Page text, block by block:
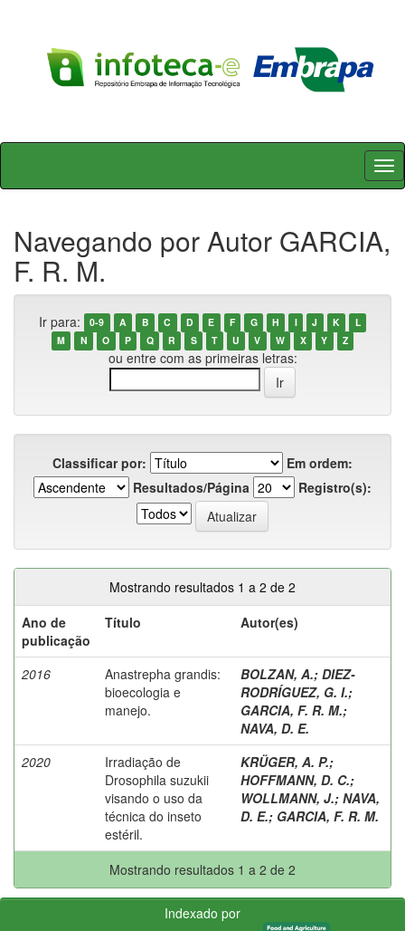
Skip
Navegando por Autor GARCIA,
F. R. M.
Ir para: 0-9 A B C D E F G H I J K
L
M
N O P Q R S T U V W X Y Z
ou entre com as primeiras letras:
Classificar por:
Em ordem:
Resultados/Página
Registro(s):
Mostrando resultados 1 a 2 de 2
Ano de
publicação
Título Autor(es)
2016
Anastrepha grandis:
bioecologia e
manejo.
BOLZAN, A.; DIEZ-
RODRÍGUEZ, G. I.;
GARCIA, F. R. M.;
NAVA, D. E.
2020
Irradiação de
Drosophila suzukii
visando o uso da
técnica do inseto
estéril.
KRÜGER, A. P.;
HOFFMANN, D. C.;
WOLLMANN, J.; NAVA,
D. E.; GARCIA, F. R. M.
Mostrando resultados 1 a 2 de 2
Indexado por